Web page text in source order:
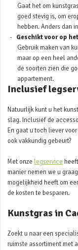
Gaat het om
goed stevig is, om
hebben. Anders dan
Geschikt voor op
Gebruik maken van
maar op een heel
de soorten zien die
appartement.
Inclusief
Natuurlijk kunt u het
slag. Inclusief de
En gaat u toch liever
ook vakkundig gebeurt?
Met onze legservice
manier nemen we u
mogelijkheid heeft om
de kosten te besparen.
Kunstgras in
Zoekt u naar een
ruimste assortiment met